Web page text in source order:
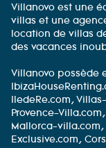
Villanovo est une
villas et une
location de villas
des vacances
Villanovo possède
IledeRe.com,
Provence-
Mallorca-
Exclusive.com,